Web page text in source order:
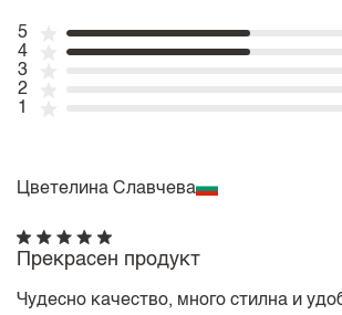
5
4
3
2
1
Цветелина Славчева
Прекрасен продукт
Чудесно качество, много стилна и